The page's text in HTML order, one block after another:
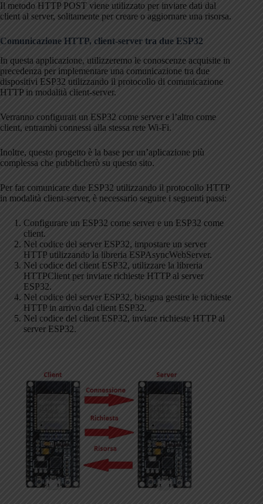
Il metodo HTTP POST viene utilizzato per inviare dati dal
client al server, solitamente per creare o aggiornare una risorsa.
Comunicazione HTTP, client-server tra due ESP32
In questa applicazione, utilizzeremo le conoscenze acquisite in
precedenza per implementare una comunicazione tra due
dispositivi ESP32 utilizzando il protocollo di comunicazione
HTTP in modalità client-server.
Verranno configurati un ESP32 come server e l’altro come
client, entrambi connessi alla stessa rete Wi-Fi.
Inoltre, questo progetto è la base per un’aplicazione più
complessa che pubblicherò su questo sito.
Per far comunicare due ESP32 utilizzando il protocollo HTTP
in modalità client-server, è necessario seguire i seguenti passi:
Configurare un ESP32 come server e un ESP32 come
client.
Nel codice del server ESP32, impostare un server
HTTP utilizzando la libreria ESPAsyncWebServer.
Nel codice del client ESP32, utilizzare la libreria
HTTPClient per inviare richieste HTTP al server
ESP32.
Nel codice del server ESP32, bisogna gestire le richieste
HTTP in arrivo dal client ESP32.
Nel codice del client ESP32, inviare richieste HTTP al
server ESP32.